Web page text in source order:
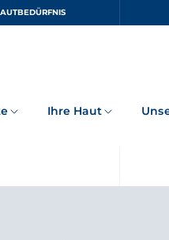
Ihre Haut